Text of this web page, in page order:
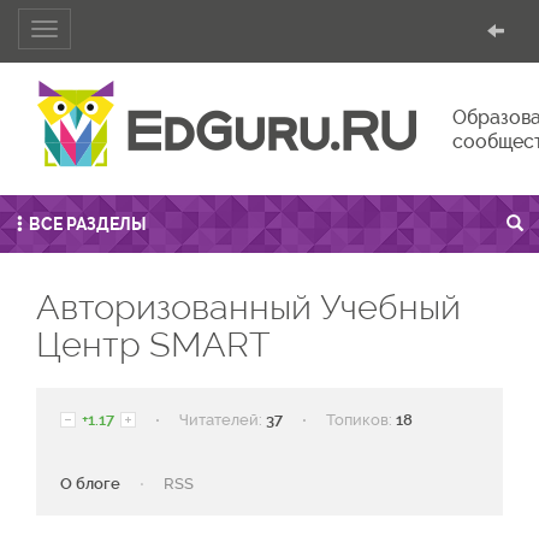
Toggle
navigation
ВСЕ РАЗДЕЛЫ
Авторизованный Учебный
Центр SMART
+1.17 · Читателей: 37 · Топиков: 18
О блоге · RSS